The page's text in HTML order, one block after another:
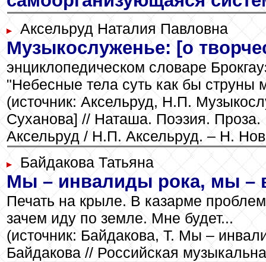
Аксельруд Наталия Павловна
Музыкослуженье: [о
энциклопедическом словаре
"Небесные тела суть как бы струны
(источник: Аксельруд, Н.П.
Суханова] // Наташа. Поэзия.
Аксельруд / Н.П. Аксельруд. – Н.
Байдакова Татьяна
Мы – инвалиды рока, мы –
Печать на крыле. В казарме
зачем иду по земле. Мне будет...
(источник: Байдакова, Т. Мы –
Байдакова // Российская